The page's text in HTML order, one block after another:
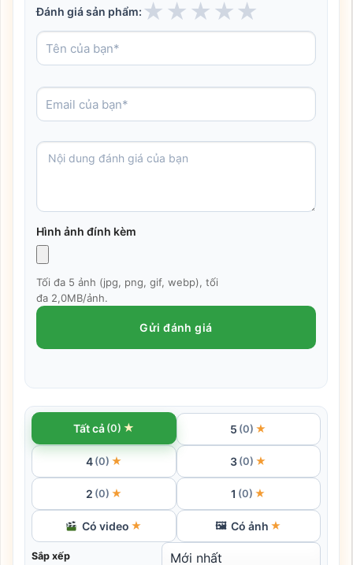
Đánh giá sản phẩm: ★ ★ ★ ★★
Hình ảnh đính kèm
Tối đa 5 ảnh (jpg, png, gif, webp), tối
đa 2,0MB/ảnh.
Gửi đánh giá
Tất cả (0) ★ 5 (0) ★
4 (0) ★ 3 (0) ★
2 (0) ★ 1 (0) ★
Có video ★ 🖼 Có ảnh ★
Sắp xếp